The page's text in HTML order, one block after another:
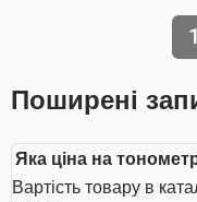
1
Поширені
Яка ціна на
Вартість товару в